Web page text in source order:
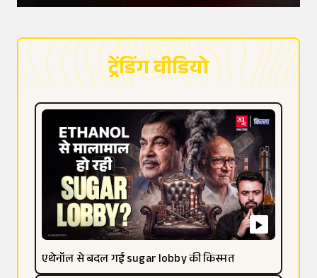
ट्रेंडिंग वीडियो
एथेनॉल से बदल गई sugar lobby की किस्मत